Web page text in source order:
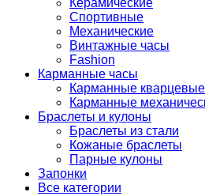
Керамические
Спортивные
Механические
Винтажные часы
Fashion
Карманные часы
Карманные
Карманные
Браслеты и кулоны
Браслеты из стали
Кожаные браслеты
Парные кулоны
Запонки
Все категории